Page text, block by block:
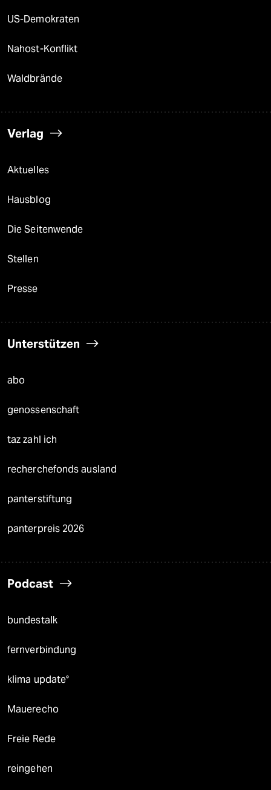
US-Demokraten
Nahost-Konflikt
Waldbrände
Verlag
Aktuelles
Hausblog
Die Seitenwende
Stellen
Presse
Unterstützen
abo
genossenschaft
taz zahl ich
recherchefonds ausland
panterstiftung
panterpreis 2026
Podcast
bundestalk
fernverbindung
klima update°
Mauerecho
Freie Rede
reingehen